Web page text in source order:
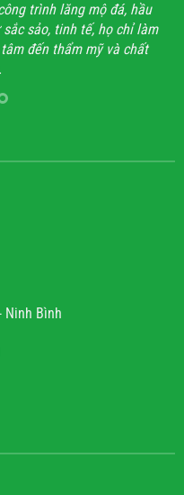
trình lăng mộ đá, hầu
sảo, tinh tế, họ chỉ làm
đến thẩm mỹ và chất
Ninh Bình